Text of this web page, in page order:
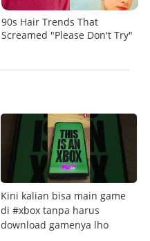
Kini kalian bisa main game
di #xbox tanpa harus
download gamenya lho